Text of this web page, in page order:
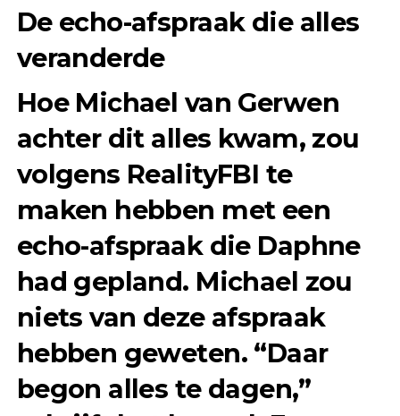
De echo-afspraak die alles
veranderde
Hoe Michael van Gerwen
achter dit alles kwam, zou
volgens RealityFBI te
maken hebben met een
echo-afspraak die Daphne
had gepland. Michael zou
niets van deze afspraak
hebben geweten. “Daar
begon alles te dagen,”